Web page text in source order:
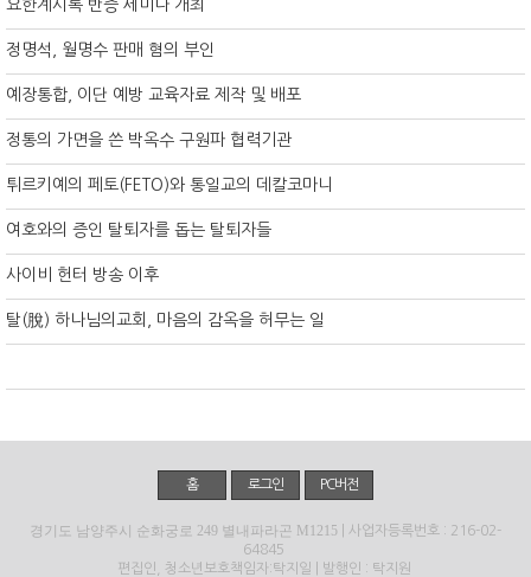
요한계시록 반증 세미나 개최
정명석, 월명수 판매 혐의 부인
예장통합, 이단 예방 교육자료 제작 및 배포
정통의 가면을 쓴 박옥수 구원파 협력기관
튀르키예의 페토(FETO)와 통일교의 데칼코마니
여호와의 증인 탈퇴자를 돕는 탈퇴자들
사이비 헌터 방송 이후
탈(脫) 하나님의교회, 마음의 감옥을 허무는 일
홈 로그인 PC버전
경기도 남양주시 순화궁로 249 별내파라곤 M1215 | 사업자등록번호 : 216-02-
64845
편집인, 청소년보호책임자:탁지일 | 발행인 : 탁지원